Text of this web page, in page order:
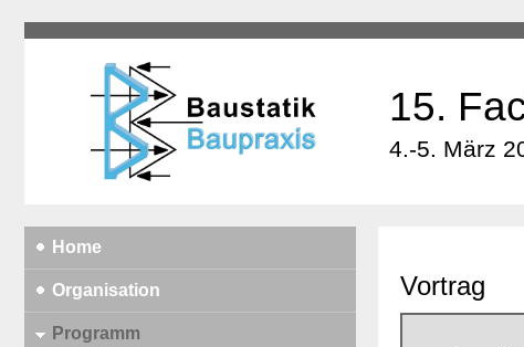
15.
4.-5. März
Home
Organisation
Programm
Vortrag